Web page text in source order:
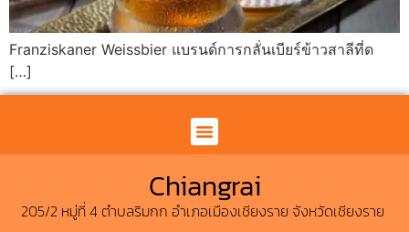
Franziskaner Weissbier แบรนด์การกลั่นเบียร์ข้าวสาลีที่ด
[…]
Chiangrai
205/2 หมู่ที่ 4 ตำบลริมกก อำเภอเมืองเชียงราย จังหวัดเชียงราย ​